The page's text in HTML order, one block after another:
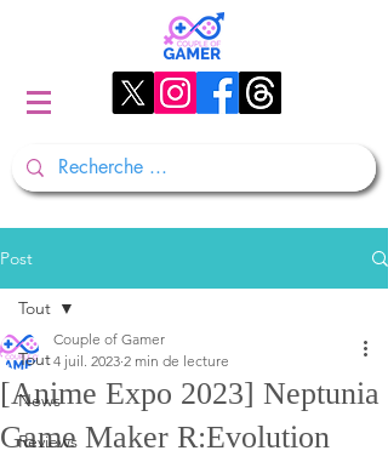
Post
Tout
News
Reviews
Tout
[Anime Expo 2023] Neptunia
Game Maker R:Evolution
Couple of Gamer
4 juil. 2023 2 min de lecture